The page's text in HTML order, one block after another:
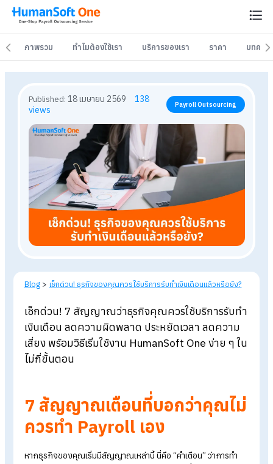
ภาพรวม ทำไมต้องใช้เรา บริการของเรา ราคา บทควา
ภาพรวม ทำไมต้องใช้เรา บริการของเรา ราคา บทควา
Published: 138
views
Blog > เช็กด่วน! ธุรกิจของคุณควรใช้บริการรับทำเงินเดือนแล้วหรือยั
เช็กด่วน! 7 สัญญาณว่าธุรกิจคุณควรใช้บริการรับ
เสี่ยง พร้อมวิธีเริ่มใช้งาน HumanSoft One ง่าย ๆ
ไม่กี่ขั้นตอน